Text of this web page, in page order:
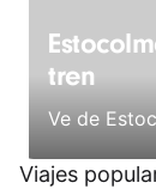
tren
Ve de
Viajes